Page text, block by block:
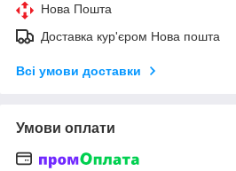
Нова Пошта
Доставка кур'єром Нова пошта
Всі умови доставки
Умови оплати